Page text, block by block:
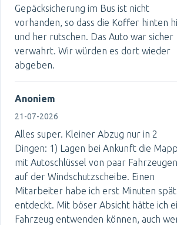
Gepäcksicherung im Bus ist nicht
vorhanden, so dass die Koffer hinten
und her rutschen. Das Auto war sicher
verwahrt. Wir würden es dort wieder
abgeben.
Anoniem
21-07-2026
Alles super. Kleiner Abzug nur in 2
Dingen: 1) Lagen bei Ankunft die
mit Autoschlüssel von paar Fahrzeugen
auf der Windschutzscheibe. Einen
Mitarbeiter habe ich erst Minuten
entdeckt. Mit böser Absicht hätte ich
Fahrzeug entwenden können, auch